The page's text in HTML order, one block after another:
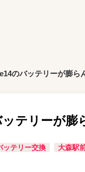
のバッテリーが膨ら
テリーが膨
ッテリー交換 大森駅